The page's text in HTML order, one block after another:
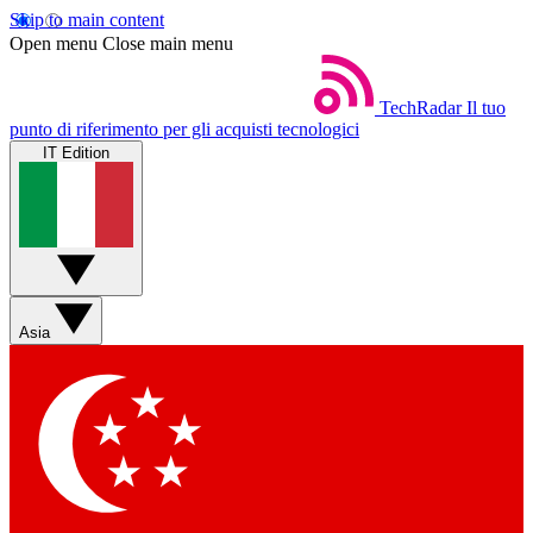
Skip to main content
Open menu Close main menu
TechRadar Il tuo
punto di riferimento per gli acquisti tecnologici
IT Edition
Asia